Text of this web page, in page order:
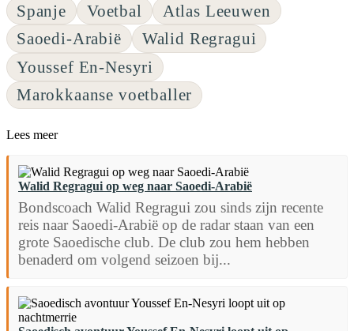
Spanje Voetbal
Atlas Leeuwen
Saoedi-Arabië
Walid Regragui
Youssef En-Nesyri
Marokkaanse voetballer
Lees meer
Walid Regragui op weg naar Saoedi-Arabië
Bondscoach Walid Regragui zou sinds zijn recente
reis naar Saoedi-Arabië op de radar staan van een
grote Saoedische club. De club zou hem hebben
benaderd om volgend seizoen bij...